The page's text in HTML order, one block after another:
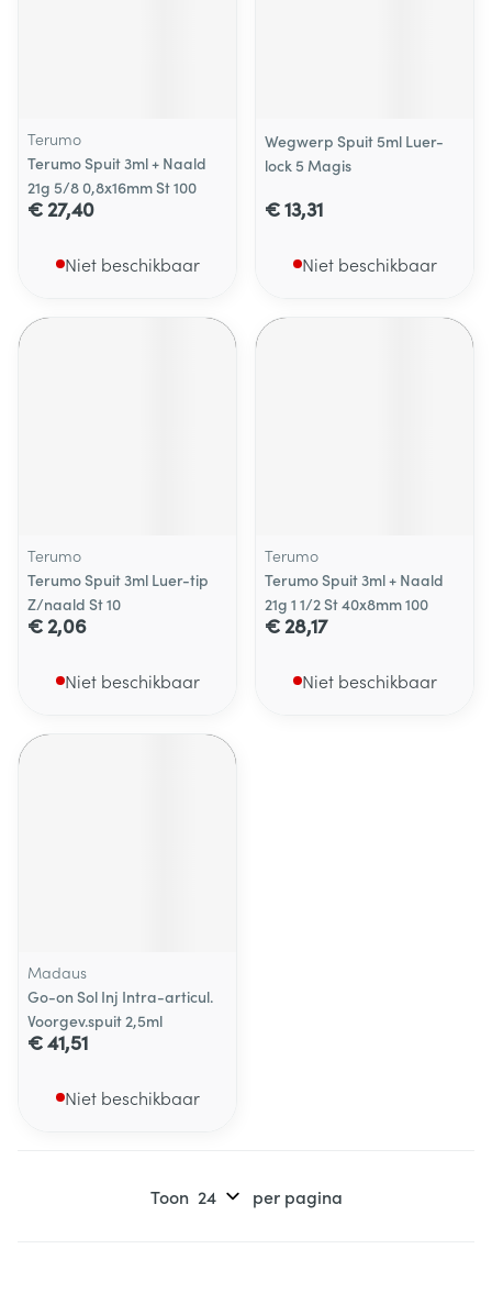
Terumo
Terumo Spuit 3ml + Naald
21g 5/8 0,8x16mm St 100
€ 27,40
Niet beschikbaar
Wegwerp Spuit 5ml Luer-
lock 5 Magis
€ 13,31
Niet beschikbaar
Terumo
Terumo Spuit 3ml Luer-tip
Z/naald St 10
€ 2,06
Niet beschikbaar
Terumo
Terumo Spuit 3ml + Naald
21g 1 1/2 St 40x8mm 100
€ 28,17
Niet beschikbaar
Madaus
Go-on Sol Inj Intra-articul.
Voorgev.spuit 2,5ml
€ 41,51
Niet beschikbaar
Toon per pagina